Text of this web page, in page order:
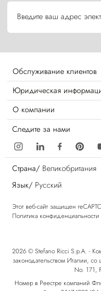
Введите ваш адрес
Обслуживание клиентов
Юридическая
О компании
Следите за нами
Страна/ Великобритания
Язык/ Русский
Этот веб-сайт защищен
Политика конфиденциальности
2026 © Stefano Ricci S.p.A. -
законодательством Италии,
No. 171,
Номер в Реестре компаний